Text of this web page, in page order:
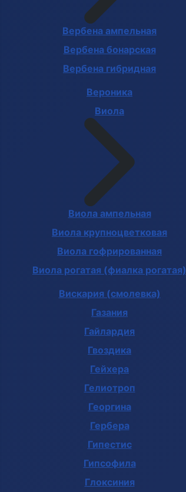
Вербена ампельная
Вербена бонарская
Вербена гибридная
Вероника
Виола
Виола ампельная
Виола крупноцветковая
Виола гофрированная
Виола рогатая (фиалка рогатая)
Вискария (смолевка)
Газания
Гайлардия
Гвоздика
Гейхера
Гелиотроп
Георгина
Гербера
Гипестис
Гипсофила
Глоксиния